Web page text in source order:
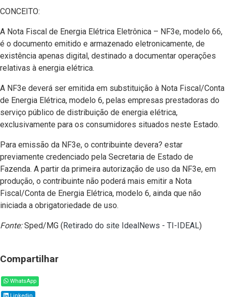
CONCEITO:
A Nota Fiscal de Energia Elétrica Eletrônica – NF3e, modelo 66,
é o documento emitido e armazenado eletronicamente, de
existência apenas digital, destinado a documentar operações
relativas à energia elétrica.
A NF3e deverá ser emitida em substituição à Nota Fiscal/Conta
de Energia Elétrica, modelo 6, pelas empresas prestadoras do
serviço público de distribuição de energia elétrica,
exclusivamente para os consumidores situados neste Estado.
Para emissão da NF3e, o contribuinte devera? estar
previamente credenciado pela Secretaria de Estado de
Fazenda. A partir da primeira autorização de uso da NF3e, em
produção, o contribuinte não poderá mais emitir a Nota
Fiscal/Conta de Energia Elétrica, modelo 6, ainda que não
iniciada a obrigatoriedade de uso.
Fonte:Sped/MG (Retirado do site IdealNews - TI-IDEAL)
Compartilhar
WhatsApp
Linkedin